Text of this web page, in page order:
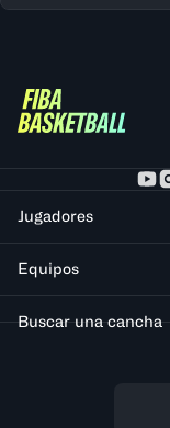
Jugadores
Equipos
Buscar una cancha